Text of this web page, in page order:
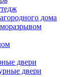
дома
двери
двери